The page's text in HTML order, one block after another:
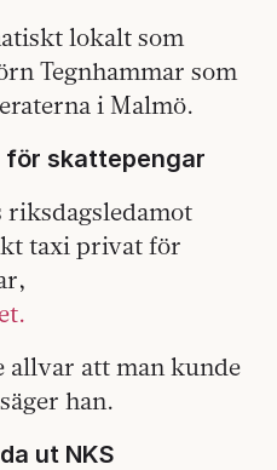
lokalt som
Tegnhammar som
i Malmö.
för skattepengar
riksdagsledamot
taxi privat för
allvar att man kunde
han.
ut NKS